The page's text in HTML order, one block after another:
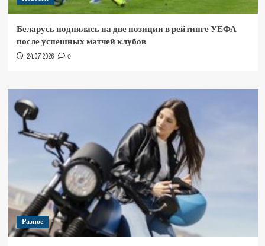
Беларусь поднялась на две позиции в рейтинге УЕФА
после успешных матчей клубов
24.07.2026 0
Разное